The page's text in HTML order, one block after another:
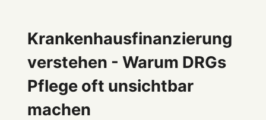
Krankenhausfinanzierung
verstehen - Warum DRGs
Pflege oft unsichtbar
machen